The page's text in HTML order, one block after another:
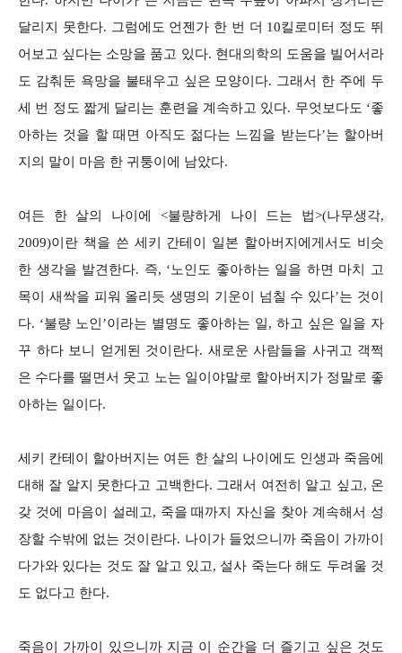
달리지 못한다. 그럼에도 언젠가 한 번 더 10킬로미터 정도 뛰
어보고 싶다는 소망을 품고 있다. 현대의학의 도움을 빌어서라
도 감춰둔 욕망을 불태우고 싶은 모양이다. 그래서 한 주에 두
세 번 정도 짧게 달리는 훈련을 계속하고 있다. 무엇보다도 ‘좋
아하는 것을 할 때면 아직도 젊다는 느낌을 받는다’는 할아버
지의 말이 마음 한 귀퉁이에 남았다.
여든 한 살의 나이에 <불량하게 나이 드는 법>(나무생각,
2009)이란 책을 쓴 세키 간테이 일본 할아버지에게서도 비슷
한 생각을 발견한다. 즉, ‘노인도 좋아하는 일을 하면 마치 고
목이 새싹을 피워 올리듯 생명의 기운이 넘칠 수 있다’는 것이
다. ‘불량 노인’이라는 별명도 좋아하는 일, 하고 싶은 일을 자
꾸 하다 보니 얻게된 것이란다. 새로운 사람들을 사귀고 객쩍
은 수다를 떨면서 웃고 노는 일이야말로 할아버지가 정말로 좋
아하는 일이다.
세키 칸테이 할아버지는 여든 한 살의 나이에도 인생과 죽음에
대해 잘 알지 못한다고 고백한다. 그래서 여전히 알고 싶고, 온
갖 것에 마음이 설레고, 죽을 때까지 자신을 찾아 계속해서 성
장할 수밖에 없는 것이란다. 나이가 들었으니까 죽음이 가까이
다가와 있다는 것도 잘 알고 있고, 설사 죽는다 해도 두려울 것
도 없다고 한다.
죽음이 가까이 있으니까 지금 이 순간을 더 즐기고 싶은 것도